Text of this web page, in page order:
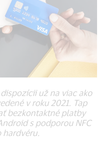
už na viac ako
v roku 2021. Tap
bezkontaktné platby
s podporou NFC